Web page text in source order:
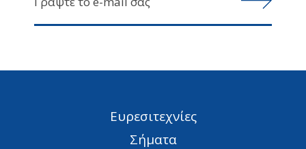
Ευρεσιτεχνίες
Σήματα